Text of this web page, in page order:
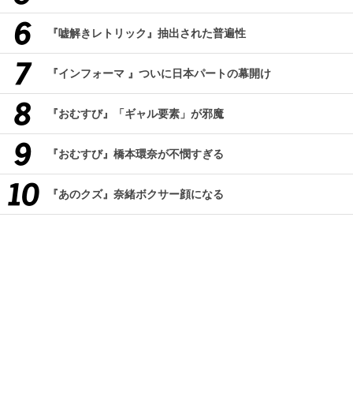
『嘘解きレトリック』抽出された普遍性
『インフォーマ 』ついに日本パートの幕開け
『おむすび』「ギャル要素」が邪魔
『おむすび』橋本環奈が不憫すぎる
『あのクズ』奈緒ボクサー顔になる